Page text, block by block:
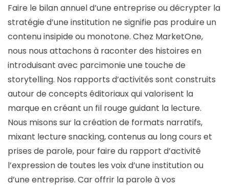
Faire le bilan annuel d’une entreprise ou décrypter la
stratégie d’une institution ne signifie pas produire un
contenu insipide ou monotone. Chez MarketOne,
nous nous attachons à raconter des histoires en
introduisant avec parcimonie une touche de
storytelling. Nos rapports d’activités sont construits
autour de concepts éditoriaux qui valorisent la
marque en créant un fil rouge guidant la lecture.
Nous misons sur la création de formats narratifs,
mixant lecture snacking, contenus au long cours et
prises de parole, pour faire du rapport d’activité
l’expression de toutes les voix d’une institution ou
d’une entreprise. Car offrir la parole à vos